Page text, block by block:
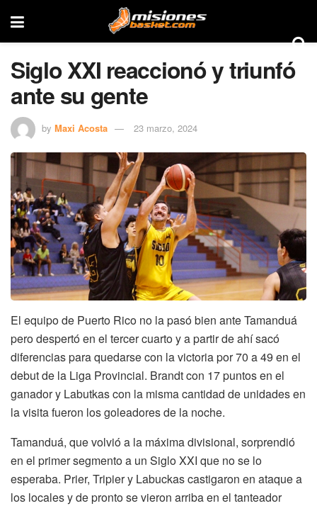
Siglo XXI reaccionó y triunfó
ante su gente
by Maxi Acosta 23 marzo, 2024
El equipo de Puerto Rico no la pasó bien ante Tamanduá
pero despertó en el tercer cuarto y a partir de ahí sacó
diferencias para quedarse con la victoria por 70 a 49 en el
debut de la Liga Provincial. Brandt con 17 puntos en el
ganador y Labutkas con la misma cantidad de unidades en
la visita fueron los goleadores de la noche.
Tamanduá, que volvió a la máxima divisional, sorprendió
en el primer segmento a un Siglo XXI que no se lo
esperaba. Prier, Tripier y Labuckas castigaron en ataque a
los locales y de pronto se vieron arriba en el tanteador